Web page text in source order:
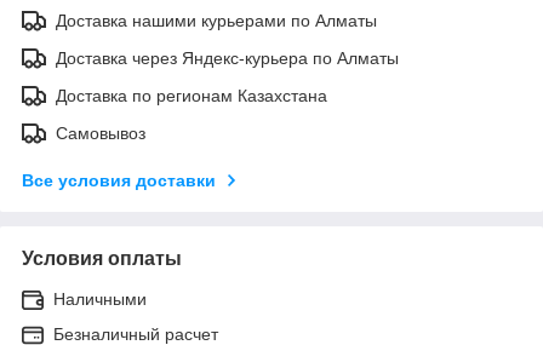
Доставка нашими курьерами по Алматы
Доставка через Яндекс-курьера по Алматы
Доставка по регионам Казахстана
Самовывоз
Все условия доставки
Условия оплаты
Наличными
Безналичный расчет